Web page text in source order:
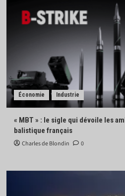
Économie Industrie
« MBT » : le sigle qui dévoile les
balistique français
Charles de Blondin 0